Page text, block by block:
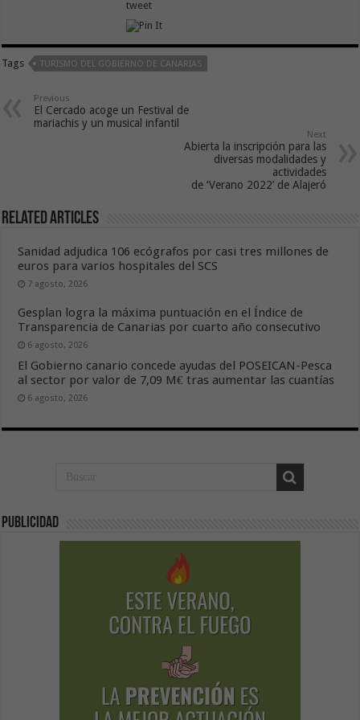
tweet
Tags TURISMO DEL GOBIERNO DE CANARIAS
Previous
El Cercado acoge un Festival de
mariachis y un musical infantil
Next
Abierta la inscripción para las
diversas modalidades y
actividades
de ‘Verano 2022’ de Alajeró
Related Articles
Sanidad adjudica 106 ecógrafos por casi tres millones de
euros para varios hospitales del SCS
7 agosto, 2026
Gesplan logra la máxima puntuación en el Índice de
Transparencia de Canarias por cuarto año consecutivo
6 agosto, 2026
El Gobierno canario concede ayudas del POSEICAN-Pesca
al sector por valor de 7,09 M€ tras aumentar las cuantías
6 agosto, 2026
Publicidad